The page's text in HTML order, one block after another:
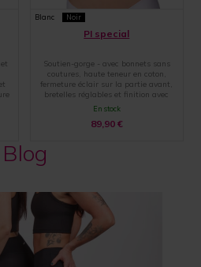
Blanc Noir
PI special
Soutien-gorge - avec bonnets sans
coutures, haute teneur en coton,
fermeture éclair sur la partie avant,
bretelles réglables et finition avec
une large bande élastique
En stock
89,90 €
Blog